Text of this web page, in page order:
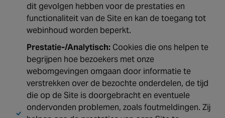
dit gevolgen hebben voor de prestaties en
functionaliteit van de Site en kan de toegang tot
webinhoud worden beperkt.
Prestatie-/Analytisch: Cookies die ons helpen te
begrijpen hoe bezoekers met onze
webomgevingen omgaan door informatie te
verstrekken over de bezochte onderdelen, de tijd
die op de Site is doorgebracht en eventuele
ondervonden problemen, zoals foutmeldingen. Zij